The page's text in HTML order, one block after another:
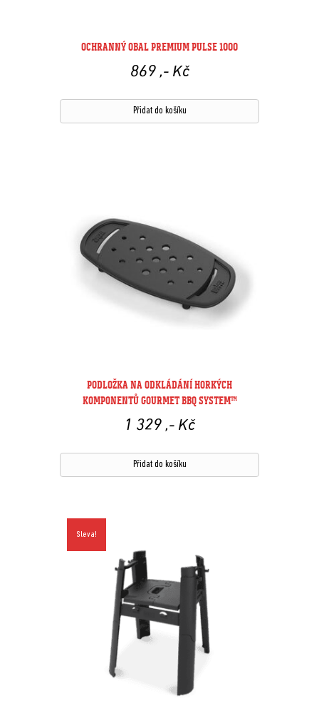
OCHRANNÝ OBAL PREMIUM PULSE 1000
869 ,- Kč
Přidat do košíku
PODLOŽKA NA ODKLÁDÁNÍ HORKÝCH
KOMPONENTŮ GOURMET BBQ SYSTEM™
1 329 ,- Kč
Přidat do košíku
Sleva!